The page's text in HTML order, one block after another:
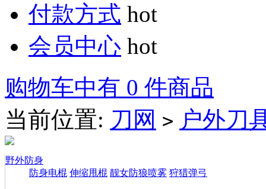
付款方式 hot
会员中心 hot
购物车中有 0 件商品
当前位置: 刀网 > 户外刀
野外防身
防身电棍 伸缩甩棍 靓女防狼喷雾 狩猎弹弓